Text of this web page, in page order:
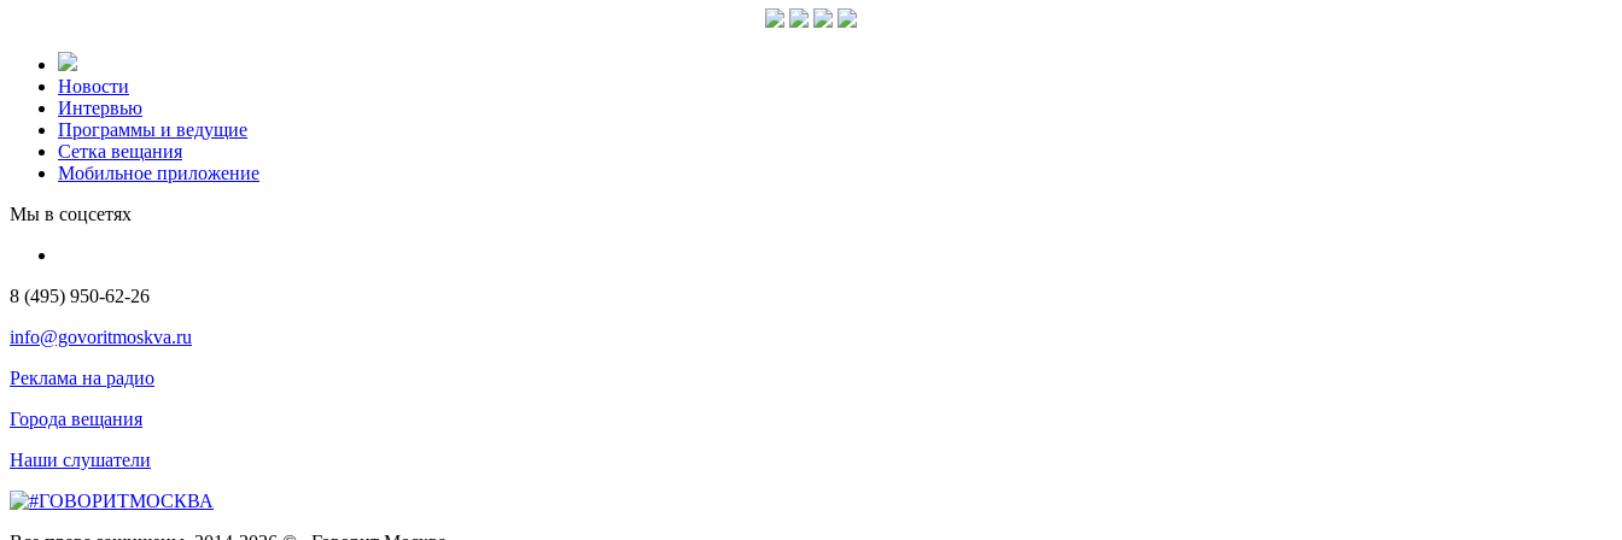
Новости
Интервью
Программы и ведущие
Сетка вещания
Мобильное приложение
Мы в соцсетях
8 (495) 950-62-26
info@govoritmoskva.ru
Реклама на радио
Города вещания
Наши слушатели